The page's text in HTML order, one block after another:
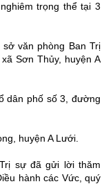
trọng thể tại 3
văn phòng Ban Trị
Sơn Thủy, huyện A
dân phố số 3, đường
huyện A Lưới.
sự đã gửi lời thăm
hành các Vức, quý